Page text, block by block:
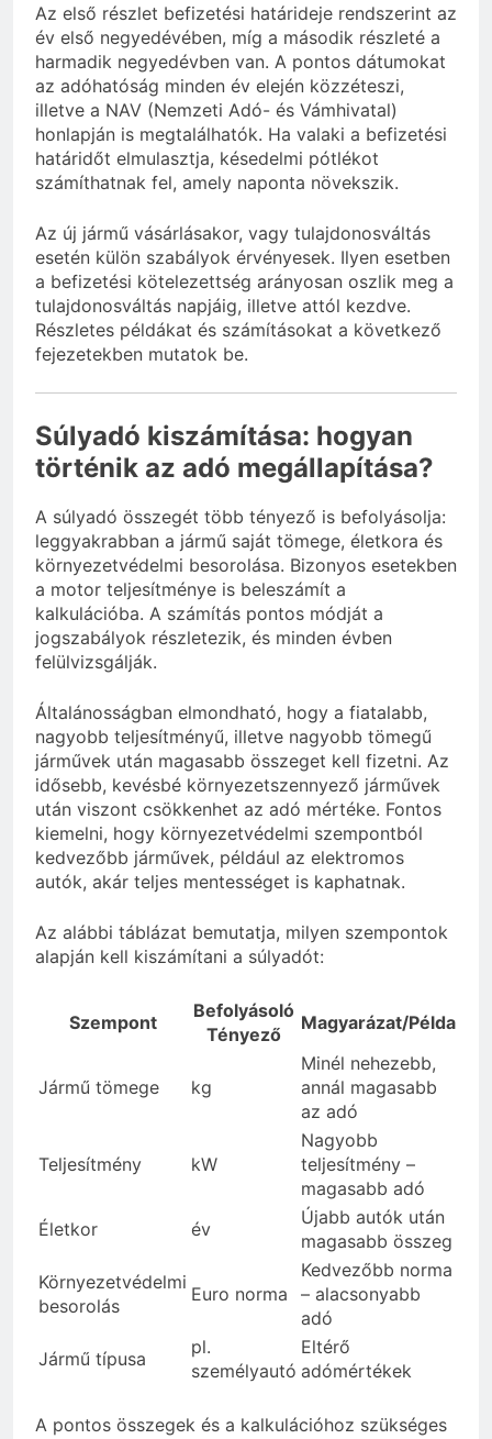
Az első részlet befizetési határideje rendszerint az
év első negyedévében, míg a második részleté a
harmadik negyedévben van. A pontos dátumokat
az adóhatóság minden év elején közzéteszi,
illetve a NAV (Nemzeti Adó- és Vámhivatal)
honlapján is megtalálhatók. Ha valaki a befizetési
határidőt elmulasztja, késedelmi pótlékot
számíthatnak fel, amely naponta növekszik.
Az új jármű vásárlásakor, vagy tulajdonosváltás
esetén külön szabályok érvényesek. Ilyen esetben
a befizetési kötelezettség arányosan oszlik meg a
tulajdonosváltás napjáig, illetve attól kezdve.
Részletes példákat és számításokat a következő
fejezetekben mutatok be.
Súlyadó kiszámítása: hogyan
történik az adó megállapítása?
A súlyadó összegét több tényező is befolyásolja:
leggyakrabban a jármű saját tömege, életkora és
környezetvédelmi besorolása. Bizonyos esetekben
a motor teljesítménye is beleszámít a
kalkulációba. A számítás pontos módját a
jogszabályok részletezik, és minden évben
felülvizsgálják.
Általánosságban elmondható, hogy a fiatalabb,
nagyobb teljesítményű, illetve nagyobb tömegű
járművek után magasabb összeget kell fizetni. Az
idősebb, kevésbé környezetszennyező járművek
után viszont csökkenhet az adó mértéke. Fontos
kiemelni, hogy környezetvédelmi szempontból
kedvezőbb járművek, például az elektromos
autók, akár teljes mentességet is kaphatnak.
Az alábbi táblázat bemutatja, milyen szempontok
alapján kell kiszámítani a súlyadót:
Szempont
Befolyásoló
Tényező
Magyarázat/Példa
Jármű tömege kg
Minél nehezebb,
annál magasabb
az adó
Teljesítmény kW
Nagyobb
teljesítmény –
magasabb adó
Életkor
év
Újabb autók után
magasabb összeg
Környezetvédelmi
besorolás
Euro norma
Kedvezőbb norma
– alacsonyabb
adó
Jármű típusa
pl.
személyautó
Eltérő
adómértékek
A pontos összegek és a kalkulációhoz szükséges